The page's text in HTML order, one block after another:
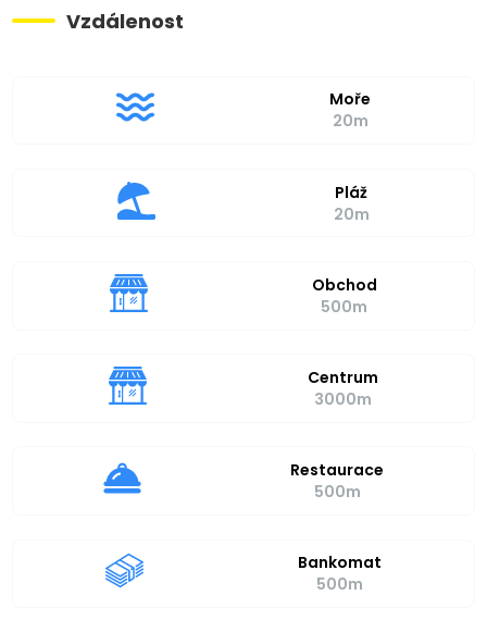
Vzdálenost
Moře
20m
Pláž
20m
Obchod
500m
Centrum
3000m
Restaurace
500m
Bankomat
500m